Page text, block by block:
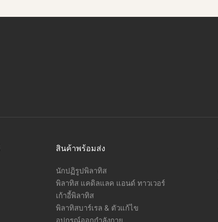
สินค้าพร้อมส่ง
นักปฏิรูปพิลาทิส
พิลาทิส แคดิลแลค แอนด์ ทาวเวอร์
เก้าอี้พิลาทิส
พิลาทิสบาร์เรล & ตัวแก้ไข